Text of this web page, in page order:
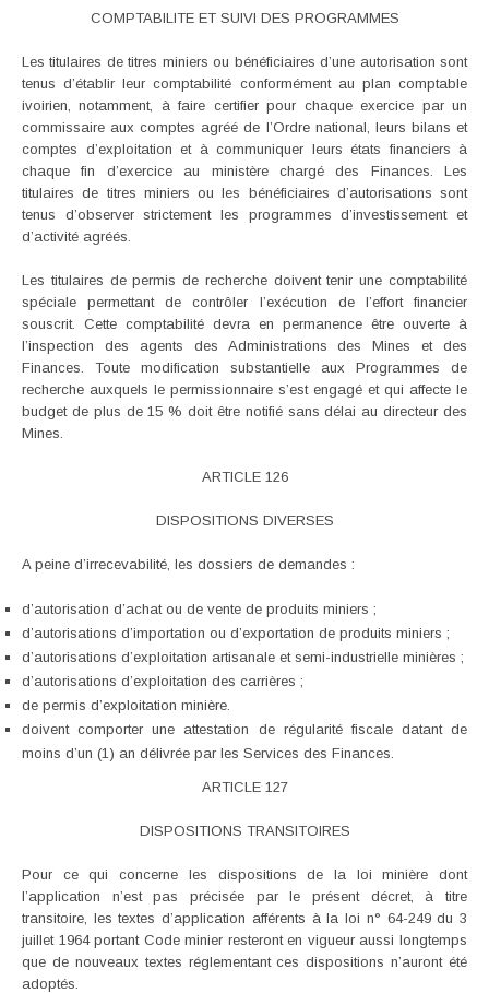
COMPTABILITE ET SUIVI DES PROGRAMMES
Les titulaires de titres miniers ou bénéficiaires d’une autorisation sont
tenus d’établir leur comptabilité conformément au plan comptable
ivoirien, notamment, à faire certifier pour chaque exercice par un
commissaire aux comptes agréé de l’Ordre national, leurs bilans et
comptes d’exploitation et à communiquer leurs états financiers à
chaque fin d’exercice au ministère chargé des Finances. Les
titulaires de titres miniers ou les bénéficiaires d’autorisations sont
tenus d’observer strictement les programmes d’investissement et
d’activité agréés.
Les titulaires de permis de recherche doivent tenir une comptabilité
spéciale permettant de contrôler l’exécution de l’effort financier
souscrit. Cette comptabilité devra en permanence être ouverte à
l’inspection des agents des Administrations des Mines et des
Finances. Toute modification substantielle aux Programmes de
recherche auxquels le permissionnaire s’est engagé et qui affecte le
budget de plus de 15 % doit être notifié sans délai au directeur des
Mines.
ARTICLE 126
DISPOSITIONS DIVERSES
A peine d’irrecevabilité, les dossiers de demandes :
d’autorisation d’achat ou de vente de produits miniers ;
d’autorisations d’importation ou d’exportation de produits miniers ;
d’autorisations d’exploitation artisanale et semi-industrielle minières ;
d’autorisations d’exploitation des carrières ;
de permis d’exploitation minière.
doivent comporter une attestation de régularité fiscale datant de
moins d’un (1) an délivrée par les Services des Finances.
ARTICLE 127
DISPOSITIONS TRANSITOIRES
Pour ce qui concerne les dispositions de la loi minière dont
l’application n’est pas précisée par le présent décret, à titre
transitoire, les textes d’application afférents à la loi n° 64-249 du 3
juillet 1964 portant Code minier resteront en vigueur aussi longtemps
que de nouveaux textes réglementant ces dispositions n’auront été
adoptés.